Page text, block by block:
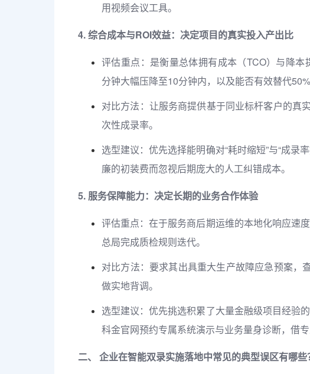
用视频会议工具。
4. 综合成本与ROI效益：决定项目的真实投入产出比
评估重点：是衡量总体拥有成本（TCO）与降
分钟大幅压降至10分钟内，以及能否有效替代
对比方法：让服务商提供基于同业标杆客户的真
次性成录率。
选型建议：优先选择能明确对“耗时缩短”与“成录
廉的初装费而忽视后期庞大的人工纠错成本。
5. 服务保障能力：决定长期的业务合作体验
评估重点：在于服务商后期运维的本地化响应速
总局完成质检规则迭代。
对比方法：要求其出具重大生产故障应急预案，
做实地背调。
选型建议：优先挑选积累了大量金融级项目经验
科金官网预约专属系统演示与业务量身诊断，借
二、 企业在智能双录实施落地中常见的典型误区有哪些